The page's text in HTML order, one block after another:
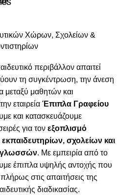
Χώρων, Σχολείων &
περιβάλλον απαιτεί
τη συγκέντρωση, την άνεση
μεταξύ μαθητών και
εταιρεία Έπιπλα Γραφείου
και κατασκευάζουμε
για τον εξοπλισμό
σχολείων και
γλωσσών. Με εμπειρία από το
έπιπλα υψηλής αντοχής που
στις απαιτήσεις της
διαδικασίας.